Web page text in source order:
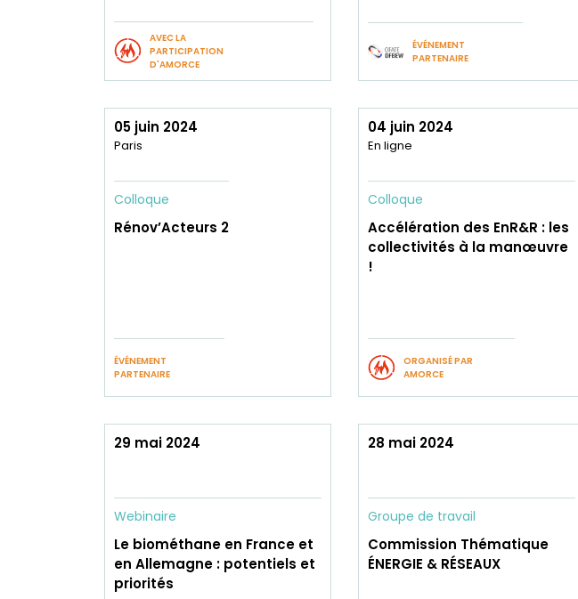
AVEC LA
PARTICIPATION
D'AMORCE
ÉVÉNEMENT
PARTENAIRE
05 juin 2024
Paris
Colloque
Rénov’Acteurs 2
ÉVÉNEMENT
PARTENAIRE
04 juin 2024
En ligne
Colloque
Accélération des EnR&R : les
collectivités à la manœuvre
!
ORGANISÉ PAR
AMORCE
29 mai 2024
Webinaire
Le biométhane en France et
en Allemagne : potentiels et
priorités
28 mai 2024
Groupe de travail
Commission Thématique
ÉNERGIE & RÉSEAUX